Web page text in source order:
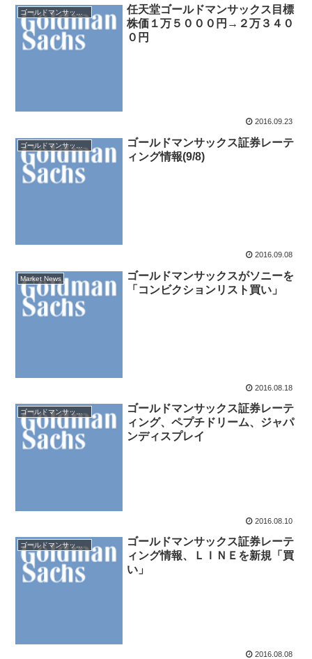
ゴールドマンサックス証券
任天堂ゴールドマンサックス目標
株価１万５０００円→２万３４０
０円
2016.09.23
ゴールドマンサックス証券レーテ
ィング情報(9/8)
2016.09.08
Market News
ゴールドマンサックスがソニーを
「コンビクションリスト買い」
2016.08.18
ゴールドマンサックス証券レーテ
ィング、ペプチドリーム、ジャパ
ンディスプレイ
2016.08.10
ゴールドマンサックス証券レーテ
ィング情報、ＬＩＮＥを新規「買
い」
2016.08.08